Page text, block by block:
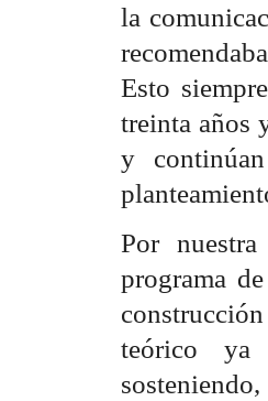
la
Esto
treinta años
y
Por
programa
teórico ya